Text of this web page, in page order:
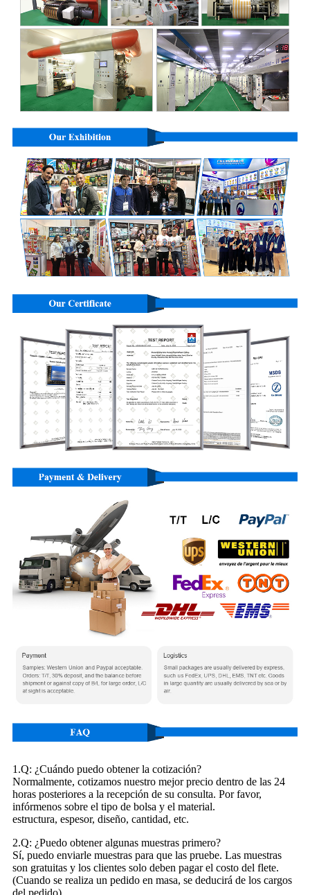
1.Q: ¿Cuándo puedo obtener la cotización?
Normalmente, cotizamos nuestro mejor precio dentro de las 24
horas posteriores a la recepción de su consulta. Por favor,
infórmenos sobre el tipo de bolsa y el material.
estructura, espesor, diseño, cantidad, etc.
2.Q: ¿Puedo obtener algunas muestras primero?
Sí, puedo enviarle muestras para que las pruebe. Las muestras
son gratuitas y los clientes solo deben pagar el costo del flete.
(Cuando se realiza un pedido en masa, se deducirá de los cargos